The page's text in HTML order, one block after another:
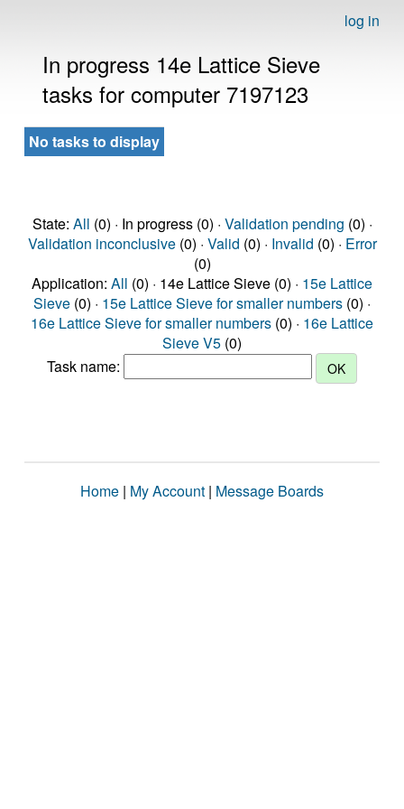
log in
In progress 14e Lattice Sieve
tasks for computer 7197123
No tasks to display
State: All (0) · In progress (0) · Validation pending (0) ·
Validation inconclusive(0) · Valid (0) · Invalid (0) · Error
(0)
Application: All (0) · 14e Lattice Sieve (0) · 15e Lattice
Sieve (0) · 15e Lattice Sieve for smaller numbers (0) ·
16e Lattice Sieve for smaller numbers (0) · 16e Lattice
Sieve V5 (0)
Task name:
Home | My Account | Message Boards